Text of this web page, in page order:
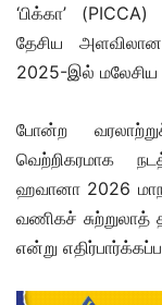
‘பிக்கா’
தேசிய
2025-இல்
போன்ற
வெற்றிகரமாக
ஹவானா 2026
வணிகச்
என்று